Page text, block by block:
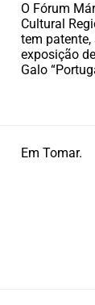
O Fórum
Cultural
tem patente,
exposição
Galo
Em Tomar.